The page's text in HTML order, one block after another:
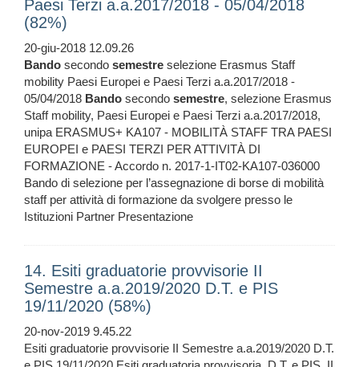
Paesi Terzi a.a.2017/2018 - 05/04/2018
(82%)
20-giu-2018 12.09.26
Bando secondo semestre selezione Erasmus Staff
mobility Paesi Europei e Paesi Terzi a.a.2017/2018 -
05/04/2018 Bando secondo semestre, selezione Erasmus
Staff mobility, Paesi Europei e Paesi Terzi a.a.2017/2018,
unipa ERASMUS+ KA107 - MOBILITÀ STAFF TRA PAESI
EUROPEI e PAESI TERZI PER ATTIVITÀ DI
FORMAZIONE - Accordo n. 2017-1-IT02-KA107-036000
Bando di selezione per l’assegnazione di borse di mobilità
staff per attività di formazione da svolgere presso le
Istituzioni Partner Presentazione
14. Esiti graduatorie provvisorie II
Semestre a.a.2019/2020 D.T. e PIS
19/11/2020 (58%)
20-nov-2019 9.45.22
Esiti graduatorie provvisorie II Semestre a.a.2019/2020 D.T.